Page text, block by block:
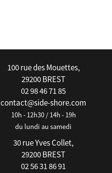
100 rue des Mouettes,
29200 BREST
02 98 46 71 85
contact@side-shore.com
10h - 12h30 / 14h - 19h
du lundi au samedi
30 rue Yves Collet,
29200 BREST
02 56 31 86 91